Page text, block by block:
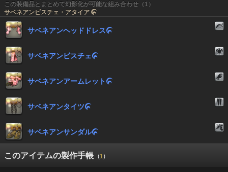
この装備品とまとめて幻影化が可能な組み合わせ（1）
サベネアンビスチェ・アタイア 
サベネアンヘッドドレス
サベネアンビスチェ
サベネアンアームレット
サベネアンタイツ
サベネアンサンダル
このアイテムの製作手帳 (1)